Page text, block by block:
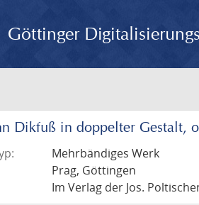
Göttinger
Dikfuß in doppelter Gestalt,
Mehrbändiges Werk
Prag, Göttingen
Im Verlag der Jos.